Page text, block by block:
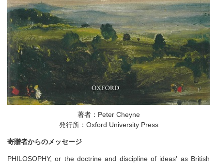
著者：Peter Cheyne
発行所：Oxford University Press
寄贈者からのメッセージ
PHILOSOPHY, or the doctrine and discipline of ideas' as British